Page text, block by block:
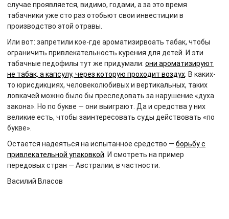
случае проявляется, видимо, годами, а за это время
табачники уже сто раз отобьют свои инвестиции в
производство этой отравы.
Или вот: запретили кое-где ароматизирвоать табак, чтобы
ограничить привлекательность курения для детей. И эти
табачные педофилы тут же придумали: они ароматизируют
не табак, а капсулу, через которую проходит воздух . В каких-
то юрисдикциях, человеколюбивых и вертикальных, таких
ловкачей можно было бы преследовать за нарушение «духа
закона». Но по букве — они выиграют. Да и средства у них
великие есть, чтобы заинтересовать суды действовать «по
букве».
Остается надеяться на испытанное средство — борьбу с
привлекательной упаковкой . И смотреть на пример
передовых стран — Австралии, в частности.
Василий Власов